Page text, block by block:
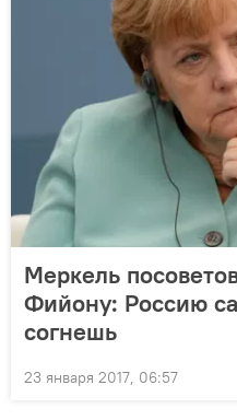
Меркель
Фийону: Россию
согнешь
23 января 2017, 06:57